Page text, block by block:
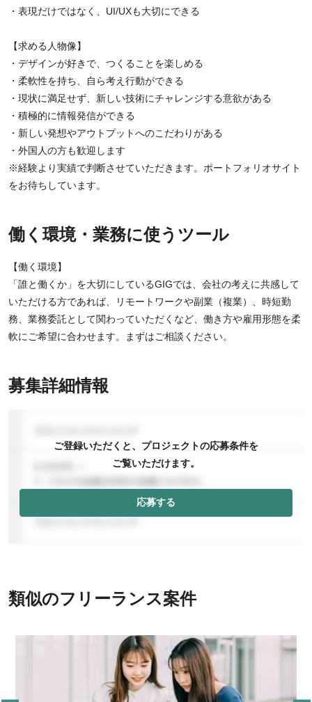
・表現だけではなく、UI/UXも大切にできる
【求める人物像】
・デザインが好きで、つくることを楽しめる
・柔軟性を持ち、自ら考え行動ができる
・現状に満足せず、新しい技術にチャレンジする意欲がある
・積極的に情報発信ができる
・新しい発想やアウトプットへのこだわりがある
・外国人の方も歓迎します
※経験より実績で判断させていただきます。ポートフォリオサイト
をお待ちしています。
働く環境・業務に使うツール
【働く環境】
「誰と働くか」を大切にしているGIGでは、会社の考えに共感して
いただける方であれば、リモートワークや副業（複業）、時短勤
務、業務委託として関わっていただくなど、働き方や雇用形態を柔
軟にご希望に合わせます。まずはご相談ください。
募集詳細情報
ご登録いただくと、プロジェクトの応募条件を
ご覧いただけます。
応募する
類似のフリーランス案件